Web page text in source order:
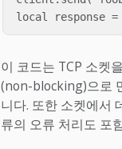
이 코드는 TCP 소켓
(non-blocking)으로
니다. 또한 소켓에서
류의 오류 처리도 포